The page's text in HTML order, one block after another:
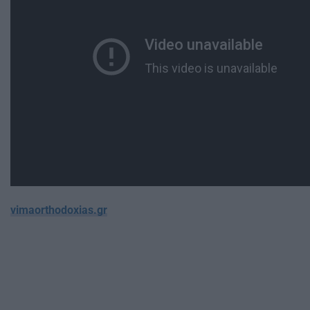
vimaorthodoxias.gr